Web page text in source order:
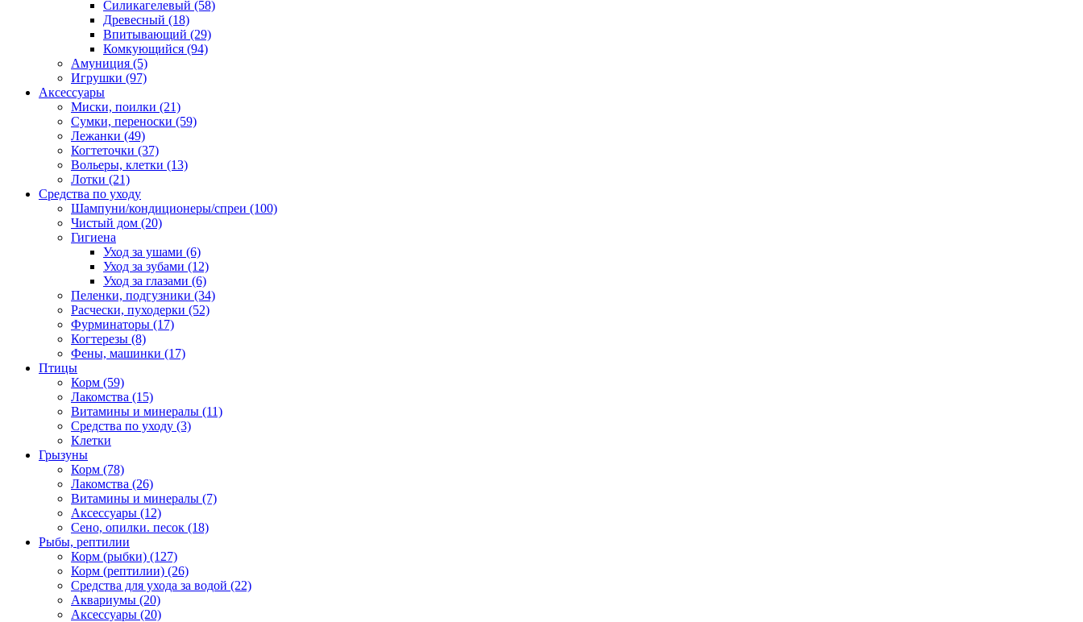
Силикагелевый (58)
Древесный (18)
Впитывающий (29)
Комкующийся (94)
Амуниция (5)
Игрушки (97)
Аксессуары
Миски, поилки (21)
Сумки, переноски (59)
Лежанки (49)
Когтеточки (37)
Вольеры, клетки (13)
Лотки (21)
Средства по уходу
Шампуни/кондиционеры/спреи (100)
Чистый дом (20)
Гигиена
Уход за ушами (6)
Уход за зубами (12)
Уход за глазами (6)
Пеленки, подгузники (34)
Расчески, пуходерки (52)
Фурминаторы (17)
Когтерезы (8)
Фены, машинки (17)
Птицы
Корм (59)
Лакомства (15)
Витамины и минералы (11)
Средства по уходу (3)
Клетки
Грызуны
Корм (78)
Лакомства (26)
Витамины и минералы (7)
Аксессуары (12)
Сено, опилки. песок (18)
Рыбы, рептилии
Корм (рыбки) (127)
Корм (рептилии) (26)
Средства для ухода за водой (22)
Аквариумы (20)
Аксессуары (20)